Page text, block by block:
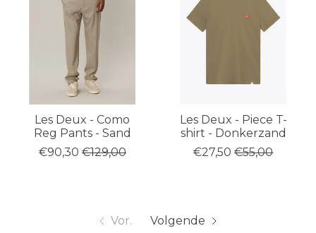
Les Deux - Como
Reg Pants - Sand
€90,30 €129,00
Les Deux - Piece T-
shirt - Donkerzand
€27,50 €55,00
Vor. Volgende